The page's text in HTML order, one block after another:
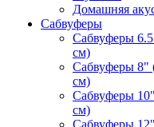
Домашняя
Сабвуферы
Сабвуферы
см)
Сабвуферы 8"
см)
Сабвуферы
см)
Сабвуферы